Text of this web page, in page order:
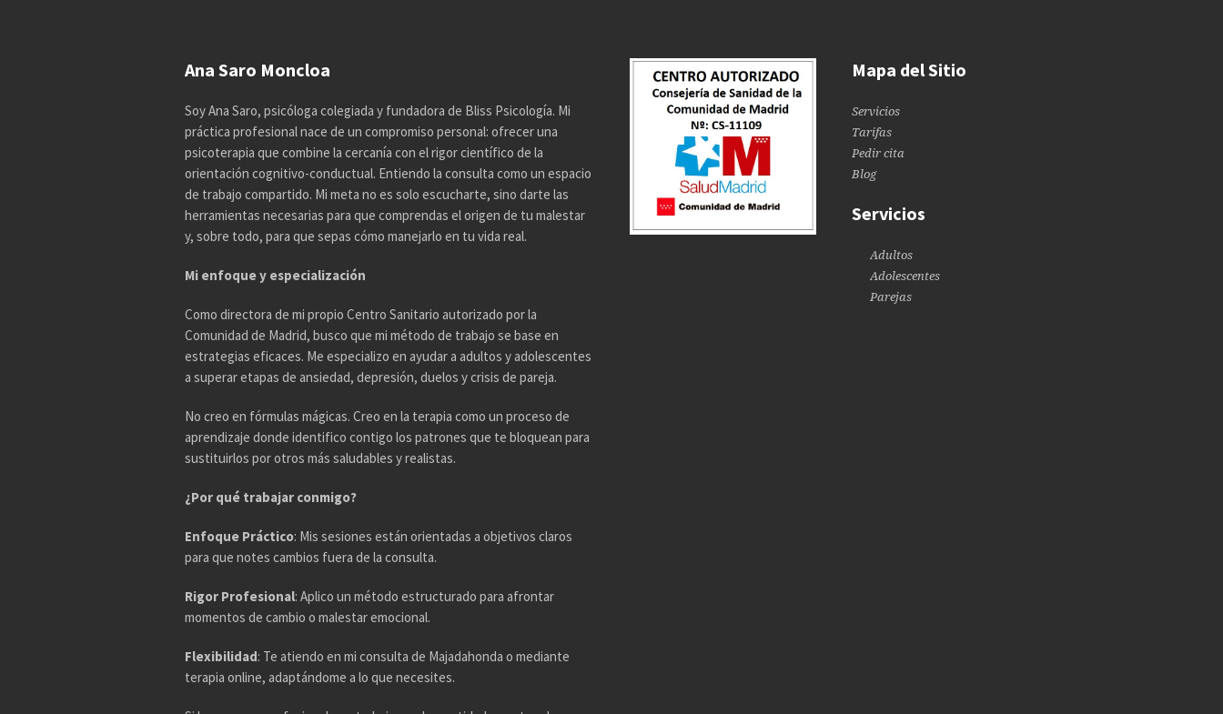
Ana Saro Moncloa
Soy Ana Saro, psicóloga colegiada y fundadora de Bliss Psicología. Mi
práctica profesional nace de un compromiso personal: ofrecer una
psicoterapia que combine la cercanía con el rigor científico de la
orientación cognitivo-conductual. Entiendo la consulta como un espacio
de trabajo compartido. Mi meta no es solo escucharte, sino darte las
herramientas necesarias para que comprendas el origen de tu malestar
y, sobre todo, para que sepas cómo manejarlo en tu vida real.
Mi enfoque y especialización
Como directora de mi propio Centro Sanitario autorizado por la
Comunidad de Madrid, busco que mi método de trabajo se base en
estrategias eficaces. Me especializo en ayudar a adultos y adolescentes
a superar etapas de ansiedad, depresión, duelos y crisis de pareja.
No creo en fórmulas mágicas. Creo en la terapia como un proceso de
aprendizaje donde identifico contigo los patrones que te bloquean para
sustituirlos por otros más saludables y realistas.
¿Por qué trabajar conmigo?
Enfoque Práctico: Mis sesiones están orientadas a objetivos claros
para que notes cambios fuera de la consulta.
Rigor Profesional: Aplico un método estructurado para afrontar
momentos de cambio o malestar emocional.
Flexibilidad: Te atiendo en mi consulta de Majadahonda o mediante
terapia online, adaptándome a lo que necesites.
Mapa del Sitio
Servicios
Tarifas
Pedir cita
Blog
Servicios
Adultos
Adolescentes
Parejas